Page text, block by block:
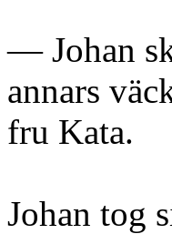
— Johan
annars
fru Kata.
Johan tog